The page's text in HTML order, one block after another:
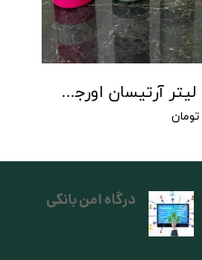
ترانسیت ماگ 470 میلی لیتر آرتیسان اورجینال استنلی تولید 2025
درگاه امن بانکی